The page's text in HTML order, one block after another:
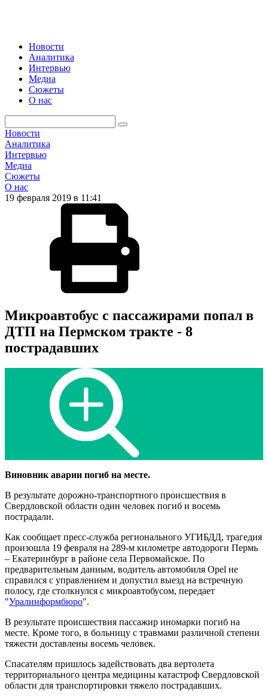
Новости
Аналитика
Интервью
Медиа
Сюжеты
О нас
Новости
Аналитика
Интервью
Медиа
Сюжеты
О нас
19 февраля 2019 в 11:41
Микроавтобус с пассажирами попал в
ДТП на Пермском тракте - 8
пострадавших
Виновник аварии погиб на месте.
В результате дорожно-транспортного происшествия в
Свердловской области один человек погиб и восемь
пострадали.
Как сообщает пресс-служба регионального УГИБДД, трагедия
произошла 19 февраля на 289-м километре автодороги Пермь
– Екатеринбург в районе села Первомайское. По
предварительным данным, водитель автомобиля Opel не
справился с управлением и допустил выезд на встречную
полосу, где столкнулся с микроавтобусом, передает
"Уралинформбюро".
В результате происшествия пассажир иномарки погиб на
месте. Кроме того, в больницу с травмами различной степени
тяжести доставлены восемь человек.
Спасателям пришлось задействовать два вертолета
территориального центра медицины катастроф Свердловской
области для транспортировки тяжело пострадавших.